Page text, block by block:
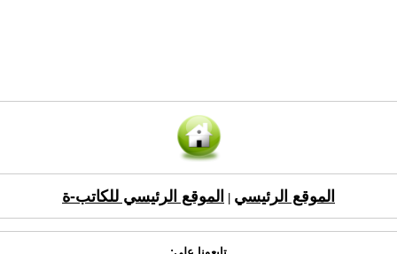
الموقع الرئيسي الموقع الرئيسي للكاتب-ة